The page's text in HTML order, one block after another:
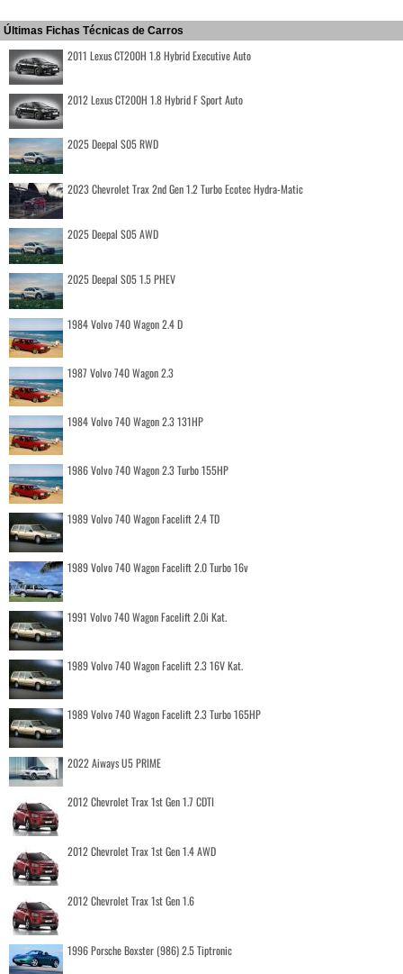
Últimas Fichas Técnicas de Carros
2011 Lexus CT200H 1.8 Hybrid Executive Auto
2012 Lexus CT200H 1.8 Hybrid F Sport Auto
2025 Deepal S05 RWD
2023 Chevrolet Trax 2nd Gen 1.2 Turbo Ecotec Hydra-Matic
2025 Deepal S05 AWD
2025 Deepal S05 1.5 PHEV
1984 Volvo 740 Wagon 2.4 D
1987 Volvo 740 Wagon 2.3
1984 Volvo 740 Wagon 2.3 131HP
1986 Volvo 740 Wagon 2.3 Turbo 155HP
1989 Volvo 740 Wagon Facelift 2.4 TD
1989 Volvo 740 Wagon Facelift 2.0 Turbo 16v
1991 Volvo 740 Wagon Facelift 2.0i Kat.
1989 Volvo 740 Wagon Facelift 2.3 16V Kat.
1989 Volvo 740 Wagon Facelift 2.3 Turbo 165HP
2022 Aiways U5 PRIME
2012 Chevrolet Trax 1st Gen 1.7 CDTI
2012 Chevrolet Trax 1st Gen 1.4 AWD
2012 Chevrolet Trax 1st Gen 1.6
1996 Porsche Boxster (986) 2.5 Tiptronic